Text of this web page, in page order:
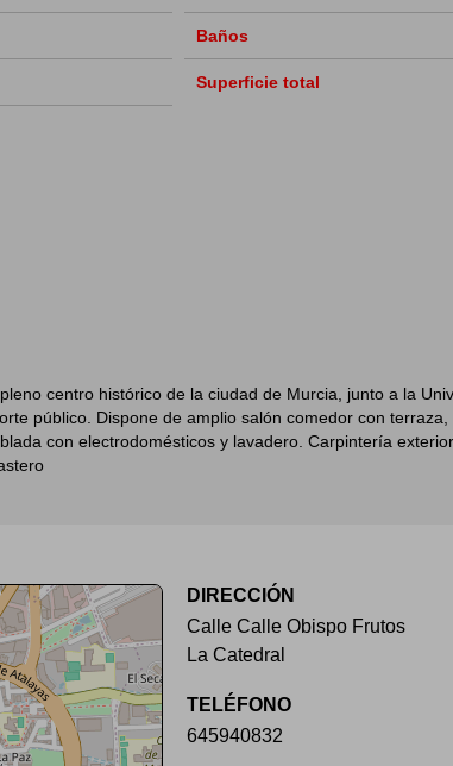
Baños
Superficie total
centro histórico de la ciudad de Murcia, junto a la
público. Dispone de amplio salón comedor con
con electrodomésticos y lavadero. Carpintería
DIRECCIÓN
Calle Calle Obispo Frutos
La Catedral
TELÉFONO
645940832